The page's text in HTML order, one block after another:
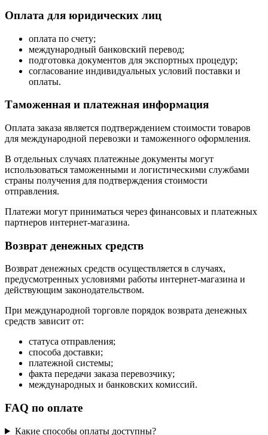
Оплата для юридических лиц
оплата по счету;
международный банковский перевод;
подготовка документов для экспортных процедур;
согласование индивидуальных условий поставки и
оплаты.
Таможенная и платежная информация
Оплата заказа является подтверждением стоимости товаров
для международной перевозки и таможенного оформления.
В отдельных случаях платежные документы могут
использоваться таможенными и логистическими службами
страны получения для подтверждения стоимости
отправления.
Платежи могут приниматься через финансовых и платежных
партнеров интернет-магазина.
Возврат денежных средств
Возврат денежных средств осуществляется в случаях,
предусмотренных условиями работы интернет-магазина и
действующим законодательством.
При международной торговле порядок возврата денежных
средств зависит от:
статуса отправления;
способа доставки;
платежной системы;
факта передачи заказа перевозчику;
международных и банковских комиссий.
FAQ по оплате
Какие способы оплаты доступны?